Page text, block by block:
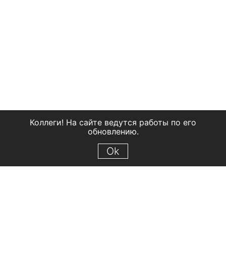
Коллеги! На сайте ведутся работы по его
обновлению.
Ok